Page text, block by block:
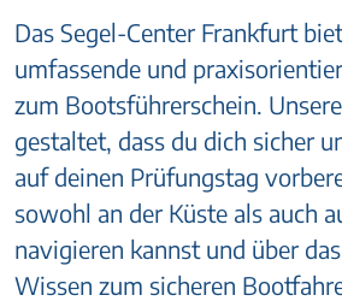
Das Segel-Center Frankfurt
umfassende und
zum Bootsführerschein.
gestaltet, dass du dich sicher
auf deinen Prüfungstag
sowohl an der Küste als auch
navigieren kannst und über
Wissen zum sicheren